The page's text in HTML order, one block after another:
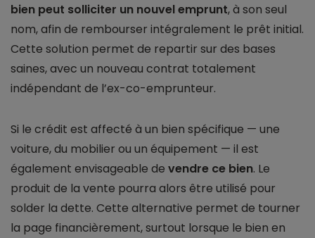
bien peut solliciter un nouvel emprunt, à son seul
nom, afin de rembourser intégralement le prêt initial.
Cette solution permet de repartir sur des bases
saines, avec un nouveau contrat totalement
indépendant de l’ex-co-emprunteur.
Si le crédit est affecté à un bien spécifique — une
voiture, du mobilier ou un équipement — il est
également envisageable de vendre ce bien. Le
produit de la vente pourra alors être utilisé pour
solder la dette. Cette alternative permet de tourner
la page financièrement, surtout lorsque le bien en